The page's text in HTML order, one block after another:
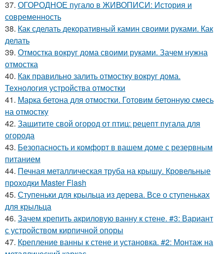
37. ОГОРОДНОЕ пугало в ЖИВОПИСИ: История и
современность
38. Как сделать декоративный камин своими руками. Как
делать
39. Отмостка вокруг дома своими руками. Зачем нужна
отмостка
40. Как правильно залить отмостку вокруг дома.
Технология устройства отмостки
41. Марка бетона для отмостки. Готовим бетонную смесь
на отмостку
42. Защитите свой огород от птиц: рецепт пугала для
огорода
43. Безопасность и комфорт в вашем доме с резервным
питанием
44. Печная металлическая труба на крышу. Кровельные
проходки Master Flash
45. Ступеньки для крыльца из дерева. Все о ступеньках
для крыльца
46. Зачем крепить акриловую ванну к стене. #3: Вариант
с устройством кирпичной опоры
47. Крепление ванны к стене и установка. #2: Монтаж на